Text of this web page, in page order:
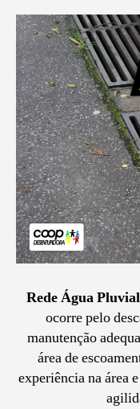
Rede Água
ocorre pelo
manutenção
área de
experiência na área